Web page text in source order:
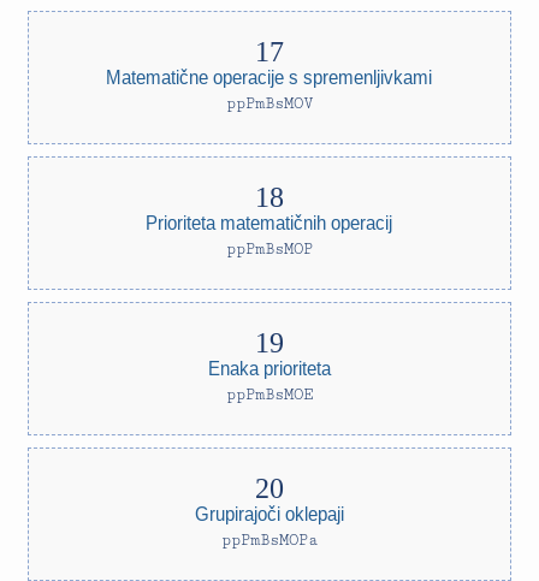
Matematične operacije s spremenljivkami
ppPmBsMOV
Prioriteta matematičnih operacij
ppPmBsMOP
Enaka prioriteta
ppPmBsMOE
Grupirajoči oklepaji
ppPmBsMOPa